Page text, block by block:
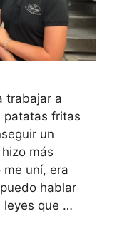
trabajar a
patatas fritas
un
más
me uní, era
hablar
leyes que …